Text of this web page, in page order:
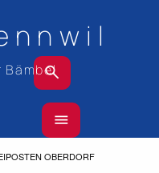
Bämbel
search
Hauptnavigation
Top
Bar
menu
OBERDORF